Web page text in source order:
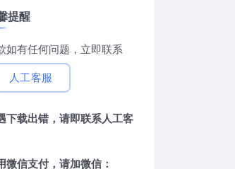
提醒
如有任何问题，立即联系
人工客服
下载出错，请即联系人工客
微信支付，请加微信：